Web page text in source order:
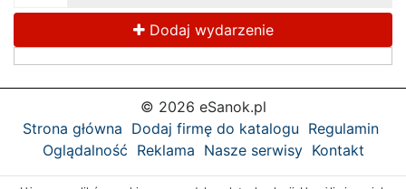
Dodaj wydarzenie
© 2026 eSanok.pl
Strona główna Dodaj firmę do katalogu Regulamin
Oglądalność Reklama Nasze serwisy Kontakt